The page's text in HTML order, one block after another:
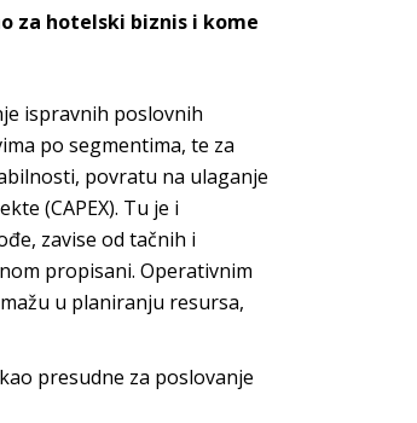
za hotelski biznis i kome
ispravnih poslovnih
po segmentima, te za
povratu na ulaganje
(CAPEX). Tu je i
zavise od tačnih i
propisani. Operativnim
u planiranju resursa,
presudne za poslovanje